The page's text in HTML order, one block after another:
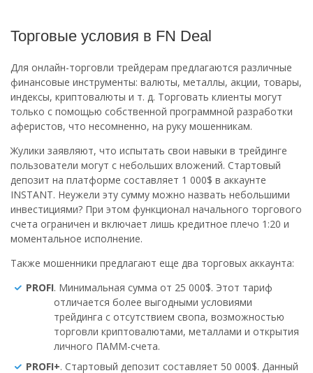
Торговые условия в FN Deal
Для онлайн-торговли трейдерам предлагаются различные
финансовые инструменты: валюты, металлы, акции, товары,
индексы, криптовалюты и т. д. Торговать клиенты могут
только с помощью собственной программной разработки
аферистов, что несомненно, на руку мошенникам.
Жулики заявляют, что испытать свои навыки в трейдинге
пользователи могут с небольших вложений. Стартовый
депозит на платформе составляет 1 000$ в аккаунте
INSTANT. Неужели эту сумму можно назвать небольшими
инвестициями? При этом функционал начального торгового
счета ограничен и включает лишь кредитное плечо 1:20 и
моментальное исполнение.
Также мошенники предлагают еще два торговых аккаунта:
PROFI. Минимальная сумма от 25 000$. Этот тариф
отличается более выгодными условиями
трейдинга с отсутствием свопа, возможностью
торговли криптовалютами, металлами и открытия
личного ПАММ-счета.
PROFI+. Стартовый депозит составляет 50 000$. Данный